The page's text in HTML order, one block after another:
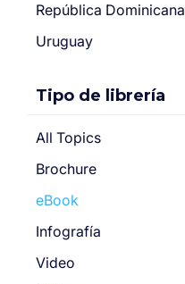
República Dominicana
Uruguay
Tipo de librería
All Topics
Brochure
eBook
Infografía
Video